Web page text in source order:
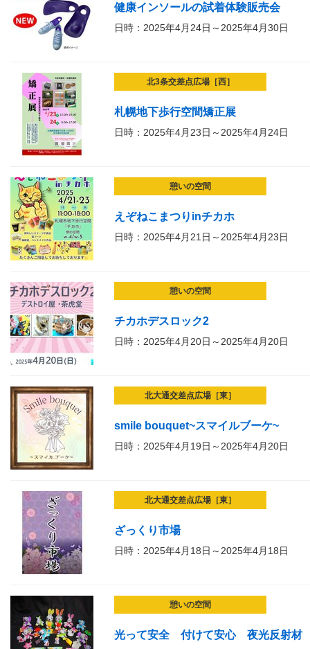
健康インソールの試着体験販売会
日時：2025年4月24日～2025年4月30日
北3条交差点広場［西］
札幌地下歩行空間矯正展
日時：2025年4月23日～2025年4月24日
憩いの空間
えぞねこまつりinチカホ
日時：2025年4月21日～2025年4月23日
憩いの空間
チカホデスロック2
日時：2025年4月20日～2025年4月20日
北大通交差点広場［東］
smile bouquet~スマイルブーケ~
日時：2025年4月19日～2025年4月20日
北大通交差点広場［東］
ざっくり市場
日時：2025年4月18日～2025年4月18日
憩いの空間
光って安全 付けて安心 夜光反射材